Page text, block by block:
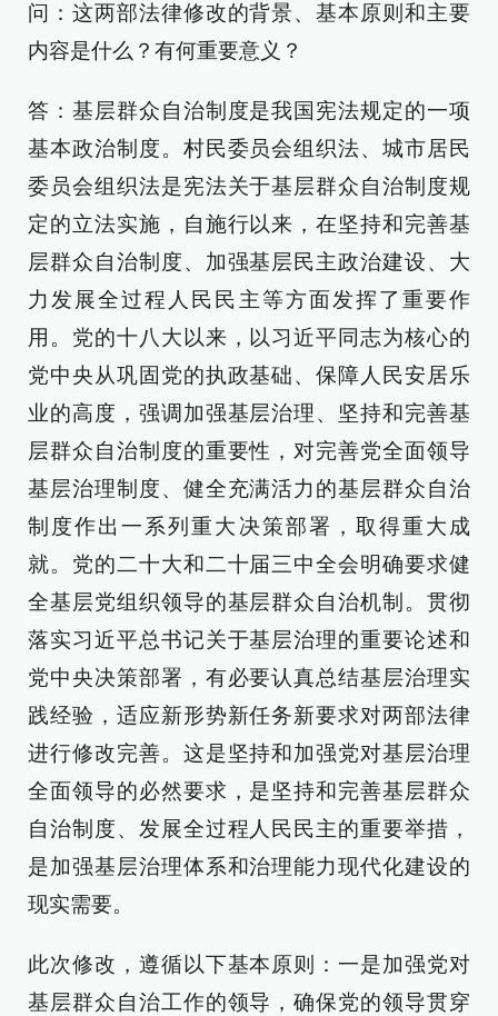
问：这两部法律修改的背景、基本原则和主要
内容是什么？有何重要意义？
答：基层群众自治制度是我国宪法规定的一项
基本政治制度。村民委员会组织法、城市居民
委员会组织法是宪法关于基层群众自治制度规
定的立法实施，自施行以来，在坚持和完善基
层群众自治制度、加强基层民主政治建设、大
力发展全过程人民民主等方面发挥了重要作
用。党的十八大以来，以习近平同志为核心的
党中央从巩固党的执政基础、保障人民安居乐
业的高度，强调加强基层治理、坚持和完善基
层群众自治制度的重要性，对完善党全面领导
基层治理制度、健全充满活力的基层群众自治
制度作出一系列重大决策部署，取得重大成
就。党的二十大和二十届三中全会明确要求健
全基层党组织领导的基层群众自治机制。贯彻
落实习近平总书记关于基层治理的重要论述和
党中央决策部署，有必要认真总结基层治理实
践经验，适应新形势新任务新要求对两部法律
进行修改完善。这是坚持和加强党对基层治理
全面领导的必然要求，是坚持和完善基层群众
自治制度、发展全过程人民民主的重要举措，
是加强基层治理体系和治理能力现代化建设的
现实需要。
此次修改，遵循以下基本原则：一是加强党对
基层群众自治工作的领导，确保党的领导贯穿